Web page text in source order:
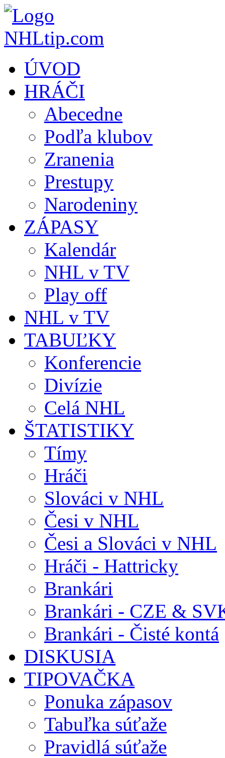
ÚVOD
HRÁČI
Abecedne
Podľa klubov
Zranenia
Prestupy
Narodeniny
ZÁPASY
Kalendár
NHL v TV
Play off
NHL v TV
TABUĽKY
Konferencie
Divízie
Celá NHL
ŠTATISTIKY
Tímy
Hráči
Slováci v NHL
Česi v NHL
Česi a Slováci v NHL
Hráči - Hattricky
Brankári
Brankári - CZE &
Brankári - Čisté kontá
DISKUSIA
TIPOVAČKA
Ponuka zápasov
Tabuľka súťaže
Pravidlá súťaže